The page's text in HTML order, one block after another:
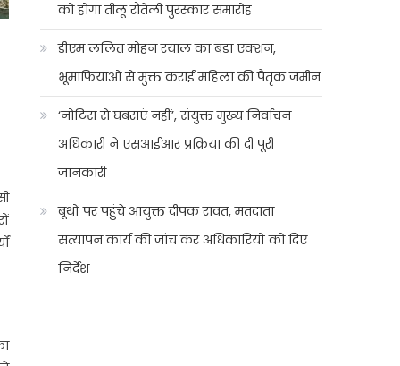
को होगा तीलू रौतेली पुरस्कार समारोह
डीएम ललित मोहन रयाल का बड़ा एक्शन,
भूमाफियाओं से मुक्त कराई महिला की पैतृक जमीन
‘नोटिस से घबराएं नहीं’, संयुक्त मुख्य निर्वाचन
अधिकारी ने एसआईआर प्रक्रिया की दी पूरी
जानकारी
बूथों पर पहुंचे आयुक्त दीपक रावत, मतदाता
सत्यापन कार्य की जांच कर अधिकारियों को दिए
निर्देश